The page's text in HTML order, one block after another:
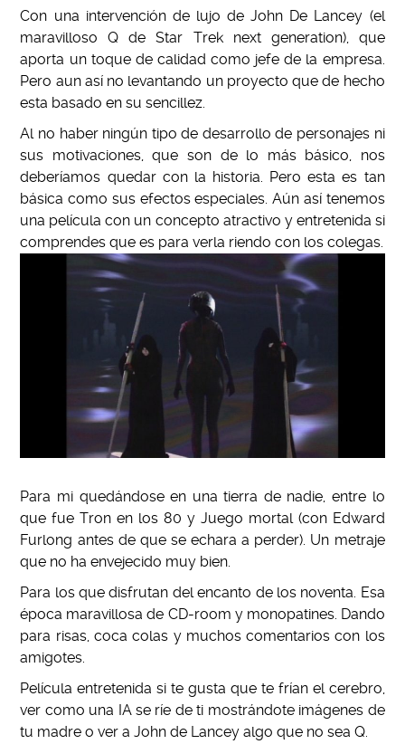
Con una intervención de lujo de John De Lancey (el
maravilloso Q de Star Trek next generation), que
aporta un toque de calidad como jefe de la empresa.
Pero aun así no levantando un proyecto que de hecho
esta basado en su sencillez.
Al no haber ningún tipo de desarrollo de personajes ni
sus motivaciones, que son de lo más básico, nos
deberíamos quedar con la historia. Pero esta es tan
básica como sus efectos especiales. Aún así tenemos
una película con un concepto atractivo y entretenida si
comprendes que es para verla riendo con los colegas.
Para mi quedándose en una tierra de nadie, entre lo
que fue Tron en los 80 y Juego mortal (con Edward
Furlong antes de que se echara a perder). Un metraje
que no ha envejecido muy bien.
Para los que disfrutan del encanto de los noventa. Esa
época maravillosa de CD-room y monopatines. Dando
para risas, coca colas y muchos comentarios con los
amigotes.
Película entretenida si te gusta que te frían el cerebro,
ver como una IA se ríe de ti mostrándote imágenes de
tu madre o ver a John de Lancey algo que no sea Q.